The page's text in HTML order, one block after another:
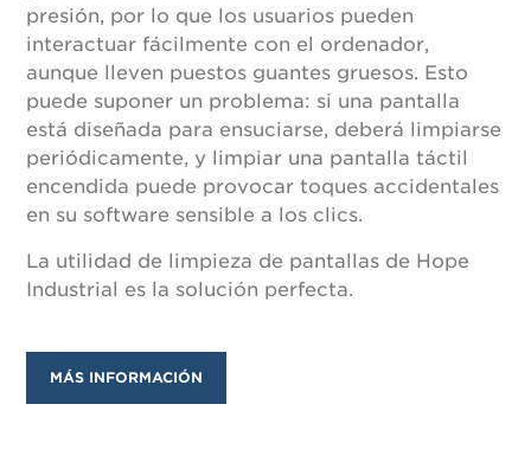
presión, por lo que los usuarios pueden
interactuar fácilmente con el ordenador,
aunque lleven puestos guantes gruesos. Esto
puede suponer un problema: si una pantalla
está diseñada para ensuciarse, deberá limpiarse
periódicamente, y limpiar una pantalla táctil
encendida puede provocar toques accidentales
en su software sensible a los clics.
La utilidad de limpieza de pantallas de Hope
Industrial es la solución perfecta.
MÁS INFORMACIÓN